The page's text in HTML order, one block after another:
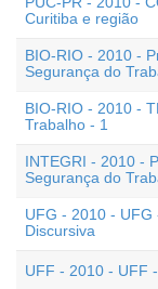
Curitiba e região
BIO-RIO - 2010 -
Segurança do
BIO-RIO - 2010 -
Trabalho - 1
INTEGRI - 2010 -
Segurança do
UFG - 2010 -
Discursiva
UFF - 2010 - UFF